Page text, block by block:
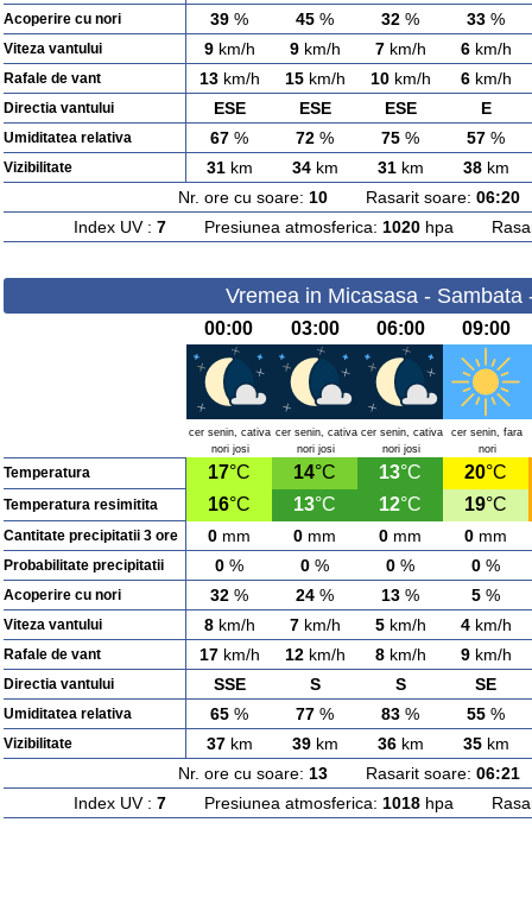
Acoperire cu nori 39 % 45 % 32 % 33 %
Viteza vantului 9km/h 9km/h 7km/h 6km/h
Rafale de vant 13km/h 15km/h 10km/h 6km/h
Directia vantului ESE ESE ESE E
Umiditatea relativa 67 % 72 % 75 % 57 %
Vizibilitate 31km 34km 31km 38km
Nr. ore cu soare: 10Rasarit soare: 06:20
Index UV : 7Presiunea atmosferica: 1020hpa
Vremea in Micasasa - Sambata
00:00 03:00 06:00 09:00
cer senin, cativa
nori josi
cer senin, cativa
nori josi
cer senin, cativa
nori josi
cer senin, fara
nori
Temperatura 17°C 14°C 13°C 20°C
Temperatura resimitita 16°C 13°C 12°C 19°C
Cantitate precipitatii 3 ore 0 mm 0 mm 0 mm 0 mm
Probabilitate precipitatii 0 % 0 % 0 % 0 %
Acoperire cu nori 32 % 24 % 13 % 5 %
Viteza vantului 8km/h 7km/h 5km/h 4km/h
Rafale de vant 17km/h 12km/h 8km/h 9km/h
Directia vantului SSE S S SE
Umiditatea relativa 65 % 77 % 83 % 55 %
Vizibilitate 37km 39km 36km 35km
Nr. ore cu soare: 13Rasarit soare: 06:21
Index UV : 7Presiunea atmosferica: 1018hpa